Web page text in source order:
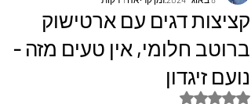
קציצות דגים עם ארטישוק
ברוטב חלומי, אין טעים מזה -
נועם זיגדון
דירוג של NaN מתוך 5 כוכבים